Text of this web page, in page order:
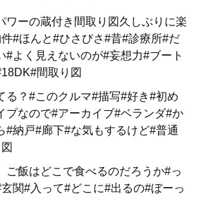
ワーの蔵付き間取り図久しぶりに楽
件#ほんと#ひさびさ#昔#診療所#だ
#よく見えないのが#妄想力#ブート
間取り図
る？#このクルマ#描写#好き#初め
プなので#アーカイブ#ベランダ#か
#納戸#廊下#な気もするけど#普通
ご飯はどこで食べるのだろうか#っ
関#入って#どこに#出るの#ぼーっ